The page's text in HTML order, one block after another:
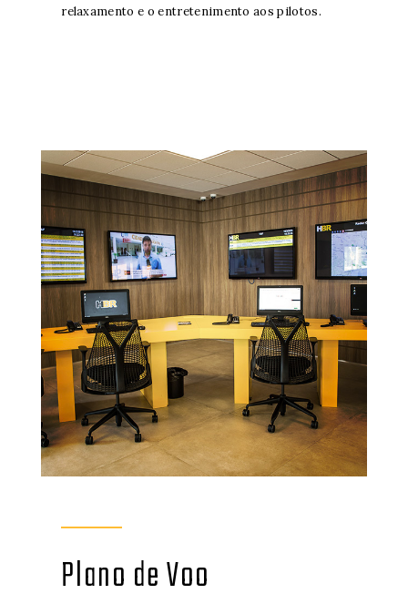
relaxamento e o entretenimento aos pilotos.
Plano de Voo